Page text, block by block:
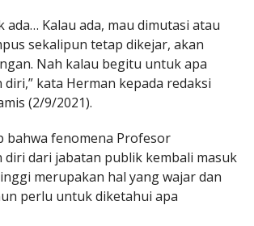
ada… Kalau ada, mau dimutasi atau
sekalipun tetap dikejar, akan
Nah kalau begitu untuk apa
kata Herman kepada redaksi
(2/9/2021).
bahwa fenomena Profesor
dari jabatan publik kembali masuk
merupakan hal yang wajar dan
perlu untuk diketahui apa